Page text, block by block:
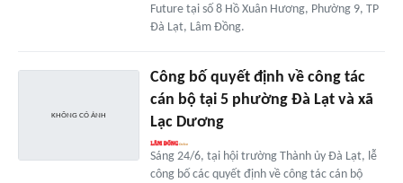
Future tại số 8 Hồ Xuân Hương, Phường 9, TP
Đà Lạt, Lâm Đồng.
Công bố quyết định về công tác
cán bộ tại 5 phường Đà Lạt và xã
Lạc Dương
Sáng 24/6, tại hội trường Thành ủy Đà Lạt, lễ
công bố các quyết định về công tác cán bộ